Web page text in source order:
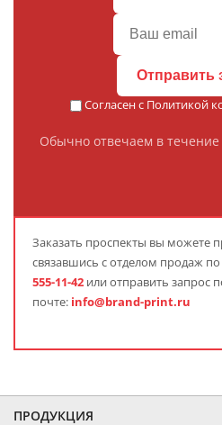
Отправить
Согласен с Политикой
Обычно отвечаем в
Заказать проспекты вы можете
связавшись с отделом продаж
555-11-42 или отправить запрос
почте: info@brand-print.ru
ПРОДУКЦИЯ